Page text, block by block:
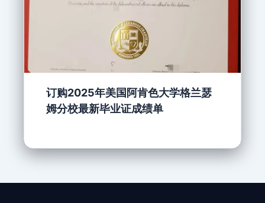
订购2025年美国阿肯色大学格兰瑟
姆分校最新毕业证成绩单